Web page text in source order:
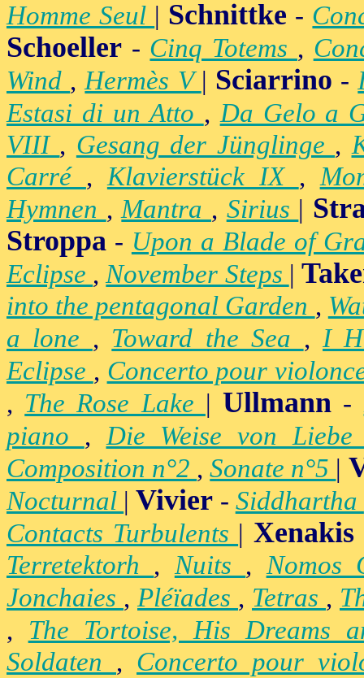
Homme Seul | Schnittke -
Schoeller - Cinq Totems ,
Wind ,Hermès V| Sciarrino -
Estasi di un Atto ,Da Gelo a
VIII , Gesang der Jünglinge ,
Carré ,Klavierstück IX ,
Hymnen ,Mantra , Sirius |
Stroppa - Upon a Blade of
Eclipse ,November Steps |
into the pentagonal Garden ,
a lone , Toward the Sea ,I
Eclipse , Concerto pour
, The Rose Lake |Ullmann -
piano ,Die Weise von
Composition n°2 ,Sonate n°5 |
Nocturnal |Vivier - Siddhartha
Contacts Turbulents | Xenakis
Terretektorh ,Nuits ,Nomos
Jonchaies , Pléïades , Tetras ,
, The Tortoise, His Dreams
Soldaten , Concerto pour